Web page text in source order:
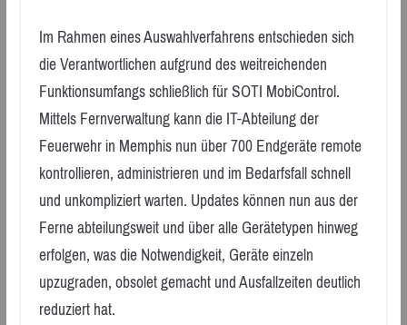
Im Rahmen eines Auswahlverfahrens entschieden sich
die Verantwortlichen aufgrund des weitreichenden
Funktionsumfangs schließlich für SOTI MobiControl.
Mittels Fernverwaltung kann die IT-Abteilung der
Feuerwehr in Memphis nun über 700 Endgeräte remote
kontrollieren, administrieren und im Bedarfsfall schnell
und unkompliziert warten. Updates können nun aus der
Ferne abteilungsweit und über alle Gerätetypen hinweg
erfolgen, was die Notwendigkeit, Geräte einzeln
upzugraden, obsolet gemacht und Ausfallzeiten deutlich
reduziert hat.